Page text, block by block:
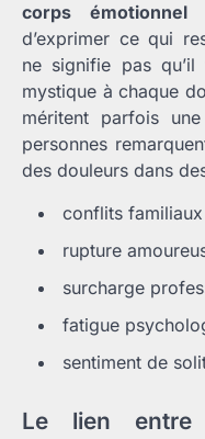
corps émotionnel
d’exprimer ce qui
ne signifie pas
mystique à chaque
méritent parfois
personnes
des douleurs dans
conflits familiaux
rupture
surcharge
fatigue
sentiment de
Le lien entre